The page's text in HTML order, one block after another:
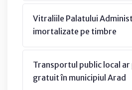
Vitraliile Palatului
imortalizate pe timbre
Transportul public local ar
gratuit în municipiul Arad